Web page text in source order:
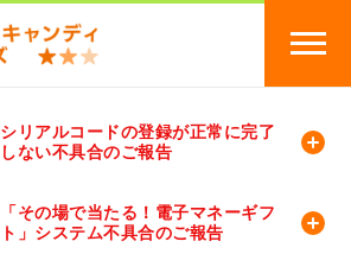
シリアルコードの登録が正常に完了
しない不具合のご報告
「その場で当たる！電子マネーギフ
ト」システム不具合のご報告